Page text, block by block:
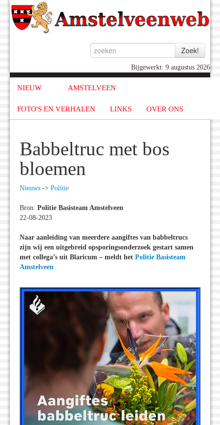
Bijgewerkt: 9 augustus 2026
NIEUW AMSTELVEEN
FOTO'S EN VERHALEN LINKS OVER ONS
Babbeltruc met bos
bloemen
Nieuws -> Politie
Bron: Politie Basisteam Amstelveen
22-08-2023
Naar aanleiding van meerdere aangiftes van babbeltrucs
zijn wij een uitgebreid opsporingsonderzoek gestart samen
met collega’s uit Blaricum – meldt het Politie Basisteam
Amstelveen